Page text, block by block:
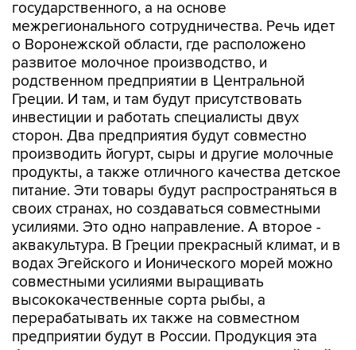
государственного, а на основе
межрегионального сотрудничества. Речь идет
о Воронежской области, где расположено
развитое молочное производство, и
родственном предприятии в Центральной
Греции. И там, и там будут присутствовать
инвестиции и работать специалисты двух
сторон. Два предприятия будут совместно
производить йогурт, сыры и другие молочные
продукты, а также отличного качества детское
питание. Эти товары будут распространяться в
своих странах, но создаваться совместными
усилиями. Это одно направление. А второе -
аквакультура. В Греции прекрасный климат, и в
водах Эгейского и Ионического морей можно
совместными усилиями выращивать
высококачественные сорта рыбы, а
перерабатывать их также на совместном
предприятии будут в России. Продукция эта